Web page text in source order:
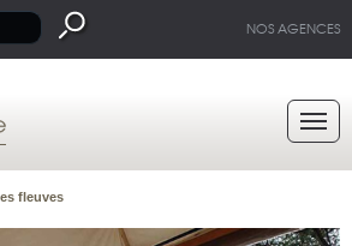
NOS AGENCES
fleuves